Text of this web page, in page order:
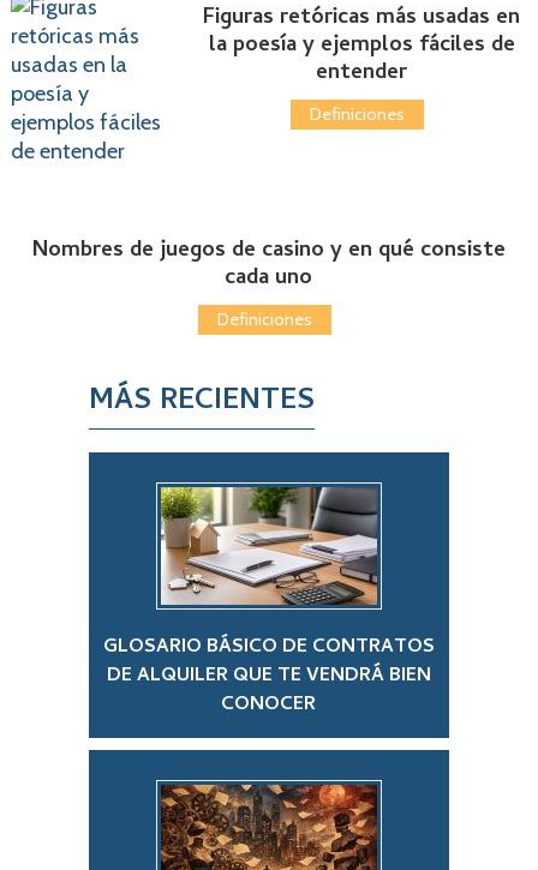
Figuras retóricas más usadas en
la poesía y ejemplos fáciles de
entender
Definiciones
Nombres de juegos de casino y en qué consiste
cada uno
Definiciones
MÁS RECIENTES
GLOSARIO BÁSICO DE CONTRATOS
DE ALQUILER QUE TE VENDRÁ BIEN
CONOCER